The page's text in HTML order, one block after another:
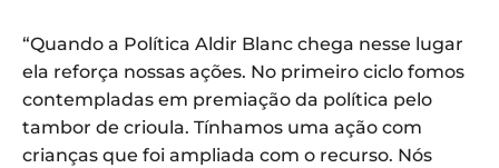
“Quando a Política Aldir Blanc chega nesse lugar
ela reforça nossas ações. No primeiro ciclo fomos
contempladas em premiação da política pelo
tambor de crioula. Tínhamos uma ação com
crianças que foi ampliada com o recurso. Nós